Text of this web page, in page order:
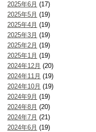
2025年6月 (17)
2025年5月 (19)
2025年4月 (19)
2025年3月 (19)
2025年2月 (19)
2025年1月 (19)
2024年12月 (20)
2024年11月 (19)
2024年10月 (19)
2024年9月 (19)
2024年8月 (20)
2024年7月 (21)
2024年6月 (19)